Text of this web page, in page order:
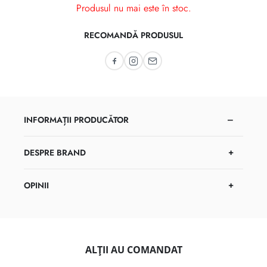
Produsul nu mai este în stoc.
RECOMANDĂ PRODUSUL
Recomandă pe Facebook
Recomandă pe Instagram
Recomandă prin email
INFORMAȚII PRODUCĂTOR
DESPRE BRAND
OPINII
ALȚII AU COMANDAT